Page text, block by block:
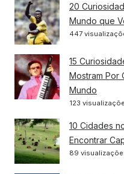
20
Mundo que
447
15
Mostram Por
Mundo
123
10 Cidades
Encontrar
89